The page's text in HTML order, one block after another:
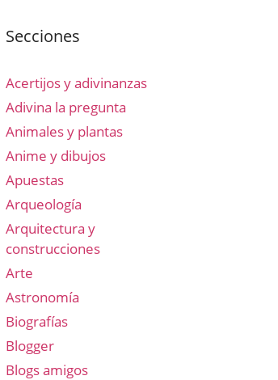
Secciones
Acertijos y adivinanzas
Adivina la pregunta
Animales y plantas
Anime y dibujos
Apuestas
Arqueología
Arquitectura y
construcciones
Arte
Astronomía
Biografías
Blogger
Blogs amigos